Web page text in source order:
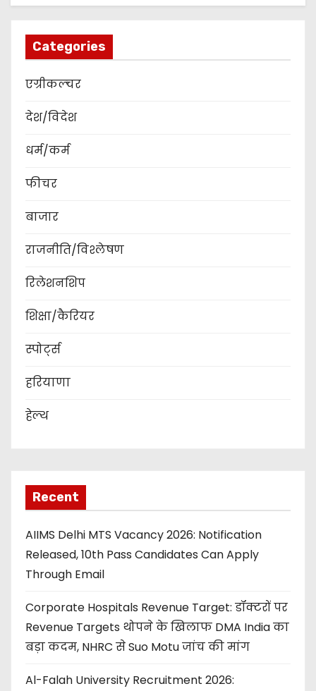
Categories
एग्रीकल्चर
देश/विदेश
धर्म/कर्म
फीचर
बाजार
राजनीति/विश्लेषण
रिलेशनशिप
शिक्षा/कैरियर
स्पोर्ट्स
हरियाणा
हेल्थ
Recent
AIIMS Delhi MTS Vacancy 2026: Notification
Released, 10th Pass Candidates Can Apply
Through Email
Corporate Hospitals Revenue Target: डॉक्टरों पर
Revenue Targets थोपने के खिलाफ DMA India का
बड़ा कदम, NHRC से Suo Motu जांच की मांग
Al-Falah University Recruitment 2026: